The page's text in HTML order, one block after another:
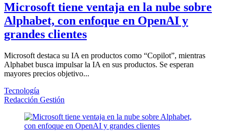
Microsoft tiene ventaja en la nube sobre
Alphabet, con enfoque en OpenAI y
grandes clientes
Microsoft destaca su IA en productos como “Copilot”, mientras
Alphabet busca impulsar la IA en sus productos. Se esperan
mayores precios objetivo...
Tecnología
Redacción Gestión